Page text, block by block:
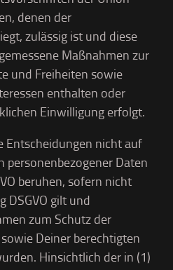
denen der
zulässig ist und diese
Maßnahmen zur
und Freiheiten sowie
enthalten oder
Einwilligung erfolgt.
Entscheidungen nicht auf
personenbezogener Daten
beruhen, sofern nicht
DSGVO gilt und
zum Schutz der
Deiner berechtigten
Hinsichtlich der in (1)